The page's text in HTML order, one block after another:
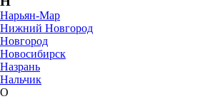
Нарьян-Мар
Нижний Новгород
Новгород
Новосибирск
Назрань
Нальчик
О